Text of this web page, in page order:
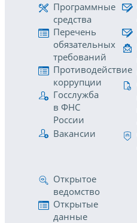
Программные
средства
Перечень
обязательных
требований
Противодействие
коррупции
Госслужба
в ФНС
России
Вакансии
Открытое
ведомство
Открытые
данные